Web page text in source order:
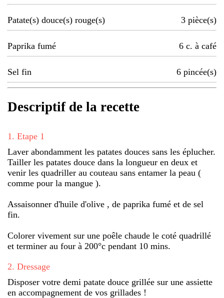
Patate(s) douce(s) rouge(s) 3 pièce(s)
Paprika fumé 6 c. à café
Sel fin 6 pincée(s)
Descriptif de la recette
1 . Etape 1
Laver abondamment les patates douces sans les éplucher.
Tailler les patates douce dans la longueur en deux et
venir les quadriller au couteau sans entamer la peau (
comme pour la mangue ).
Assaisonner d'huile d'olive , de paprika fumé et de sel
fin.
Colorer vivement sur une poêle chaude le coté quadrillé
et terminer au four à 200°c pendant 10 mins.
2. Dressage
Disposer votre demi patate douce grillée sur une assiette
en accompagnement de vos grillades !